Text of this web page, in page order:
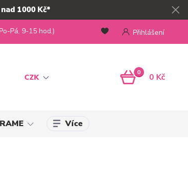
1000 Kč*
CZK
Přihlášení
Pá, 9-15 hod.)
0 0 Kč
Více